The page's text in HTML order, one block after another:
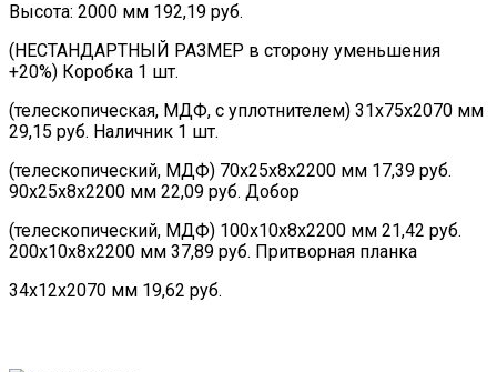
Высота: 2000 мм 192,19 руб.
(НЕСТАНДАРТНЫЙ РАЗМЕР в сторону уменьшения
+20%) Коробка 1 шт.
(телескопическая, МДФ, с уплотнителем) 31х75х2070 мм
29,15 руб. Наличник 1 шт.
(телескопический, МДФ) 70х25х8х2200 мм 17,39 руб.
90х25х8х2200 мм 22,09 руб. Добор
(телескопический, МДФ) 100х10х8х2200 мм 21,42 руб.
200х10х8х2200 мм 37,89 руб. Притворная планка
34х12х2070 мм 19,62 руб.